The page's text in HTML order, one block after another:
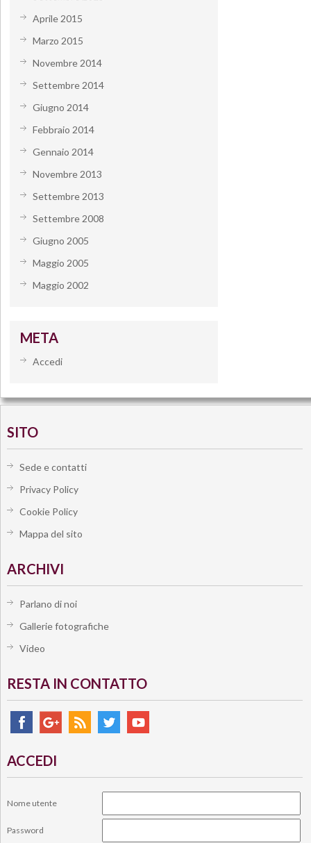
Aprile 2015
Marzo 2015
Novembre 2014
Settembre 2014
Giugno 2014
Febbraio 2014
Gennaio 2014
Novembre 2013
Settembre 2013
Settembre 2008
Giugno 2005
Maggio 2005
Maggio 2002
META
Accedi
SITO
Sede e contatti
Privacy Policy
Cookie Policy
Mappa del sito
ARCHIVI
Parlano di noi
Gallerie fotografiche
Video
RESTA IN CONTATTO
ACCEDI
Nome utente
Password